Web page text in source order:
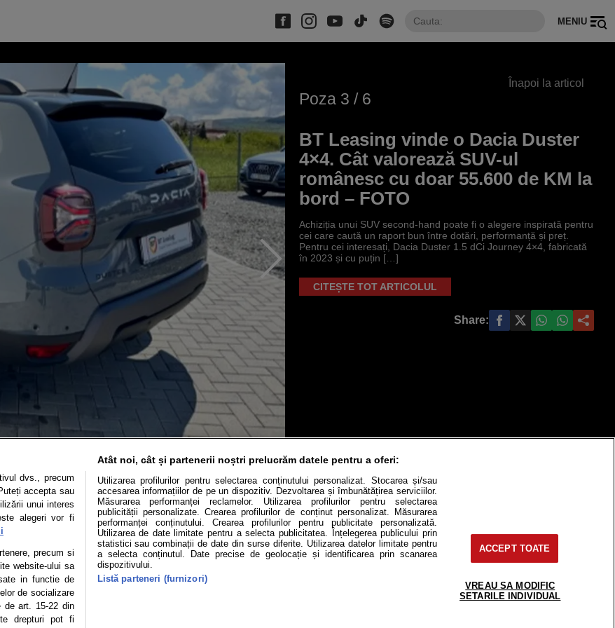
MENIU
Înapoi la articol
Poza 3 / 6
BT Leasing vinde o Dacia Duster
4×4. Cât valorează SUV-ul
românesc cu doar 55.600 de KM la
bord – FOTO
Achiziția unui SUV second-hand poate fi o alegere inspirată pentru
cei care caută un raport bun între dotări, performanță și preț.
Pentru cei interesați, Dacia Duster 1.5 dCi Journey 4×4, fabricată
în 2023 și cu puțin […]
CITEȘTE TOT ARTICOLUL
Share:
Mașini electrice Utile Video Podcast cu Prioritate Cât costă?
Politica de cookies Echipa editorială Contact Modifică Setările
face în limita a 250 de semne. Nicio instituţie sau persoană (site-uri, instituţii mass-media, firme de
integral scrierile publicistice purtătoare de Drepturi de Autor fără acordul nostru.
dvs., precum
accepta sau
unui interes
alegeri vor fi
precum si
website-ului sa
in functie de
de socializare
de art. 15-22 din
drepturi pot fi
Atât noi, cât și partenerii noștri prelucrăm datele pentru a oferi:
Utilizarea profilurilor pentru selectarea conținutului personalizat. Stocarea și/sau
accesarea informațiilor de pe un dispozitiv. Dezvoltarea și îmbunătățirea serviciilor.
Măsurarea performanței reclamelor. Utilizarea profilurilor pentru selectarea
publicității personalizate. Crearea profilurilor de conținut personalizat. Măsurarea
performanței conținutului. Crearea profilurilor pentru publicitate personalizată.
Utilizarea de date limitate pentru a selecta publicitatea. Înțelegerea publicului prin
statistici sau combinații de date din surse diferite. Utilizarea datelor limitate pentru
a selecta conținutul. Date precise de geolocație și identificarea prin scanarea
dispozitivului.
Listă parteneri (furnizori)
ACCEPT TOATE
VREAU SA MODIFIC
SETARILE INDIVIDUAL